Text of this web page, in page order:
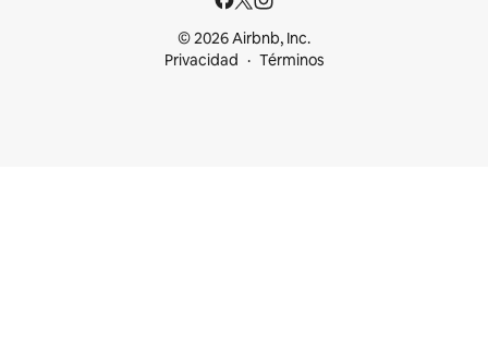
© 2026 Airbnb, Inc.
Privacidad
Términos